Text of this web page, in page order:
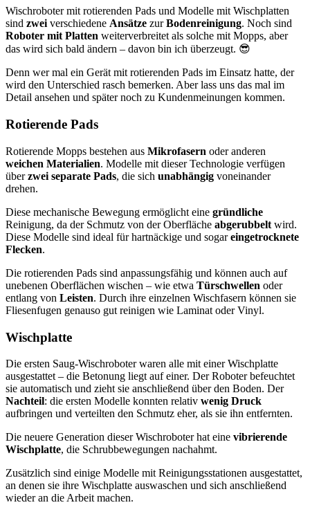
Wischroboter mit rotierenden Pads und Modelle mit Wischplatten
sind zweiverschiedene Ansätze zurBodenreinigung. Noch sind
Roboter mit Platten weiterverbreitet als solche mit Mopps, aber
das wird sich bald ändern – davon bin ich überzeugt. 😎
Denn wer mal ein Gerät mit rotierenden Pads im Einsatz hatte, der
wird den Unterschied rasch bemerken. Aber lass uns das mal im
Detail ansehen und später noch zu Kundenmeinungen kommen.
Rotierende Pads
Rotierende Mopps bestehen aus Mikrofasern oder anderen
weichen Materialien. Modelle mit dieser Technologie verfügen
überzwei separate Pads, die sich unabhängig voneinander
drehen.
Diese mechanische Bewegung ermöglicht eine gründliche
Reinigung, da der Schmutz von der Oberfläche abgerubbelt wird.
Diese Modelle sind ideal für hartnäckige und sogareingetrocknete
Flecken.
Die rotierenden Pads sind anpassungsfähig und können auch auf
unebenen Oberflächen wischen – wie etwa Türschwellen oder
entlang von Leisten. Durch ihre einzelnen Wischfasern können sie
Fliesenfugen genauso gut reinigen wie Laminat oder Vinyl.
Wischplatte
Die ersten Saug-Wischroboter waren alle mit einer Wischplatte
ausgestattet – die Betonung liegt auf einer. Der Roboter befeuchtet
sie automatisch und zieht sie anschließend über den Boden. Der
Nachteil: die ersten Modelle konnten relativ wenig Druck
aufbringen und verteilten den Schmutz eher, als sie ihn entfernten.
Die neuere Generation dieser Wischroboter hat eine vibrierende
Wischplatte, die Schrubbewegungen nachahmt.
Zusätzlich sind einige Modelle mit Reinigungsstationen ausgestattet,
an denen sie ihre Wischplatte auswaschen und sich anschließend
wieder an die Arbeit machen.